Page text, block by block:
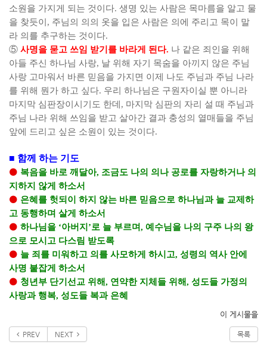
소원을 가지게 되는 것이다. 생명 있는 사람은 목마름을 알고 물
을 찾듯이 , 주님의 의의 옷을 입은 사람은 의에 주리고 목이 말
라 의를 추구하는 것이다.
⑤ 사명을 묻고 쓰임 받기를 바라게 된다. 나 같은 죄인을 위해
아들 주신 하나님 사랑, 날 위해 자기 목숨을 아끼지 않은 주님
사랑 고마워서 바른 믿음을 가지면 이제 나도 주님과 주님 나라
를 위해 뭔가 하고 싶다. 우리 하나님은 구원자이실 뿐 아니라
마지막 심판장이시기도 한데 , 마지막 심판의 자리 설 때 주님과
주님 나라 위해 쓰임을 받고 살아간 결과 충성의 열매들을 주님
앞에 드리고 싶은 소원이 있는 것이다.
■ 함께 하는 기도
⚫ 복음을 바로 깨달아, 조금도 나의 의나 공로를 자랑하거나 의
지하지 않게 하소서
⚫ 은혜를 헛되이 하지 않는 바른 믿음으로 하나님과 늘 교제하
고 동행하며 살게 하소서
⚫ 하나님을 ‘아버지 ’로 늘 부르며, 예수님을 나의 구주 나의 왕
으로 모시고 다스림 받도록
⚫ 늘 죄를 미워하고 의를 사모하게 하시고, 성령의 역사 안에
사명 붙잡게 하소서
⚫ 청년부 단기선교 위해, 연약한 지체들 위해, 성도들 가정의
사랑과 행복, 성도들 복과 은혜
이 게시물을
PREV NEXT 목록